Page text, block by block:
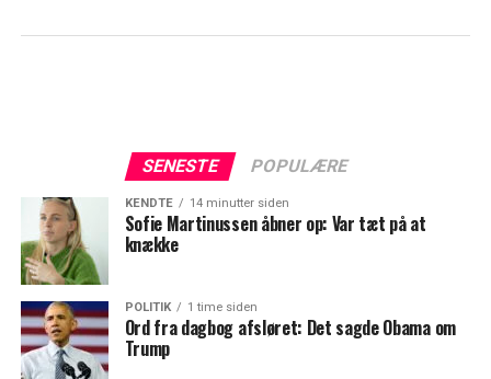
SENESTE POPULÆRE
KENDTE 14 minutter siden
Sofie Martinussen åbner op: Var tæt på at
knække
POLITIK 1 time siden
Ord fra dagbog afsløret: Det sagde Obama om
Trump